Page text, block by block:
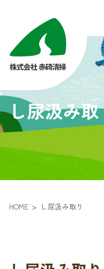
し尿汲み
HOME し尿汲み取り